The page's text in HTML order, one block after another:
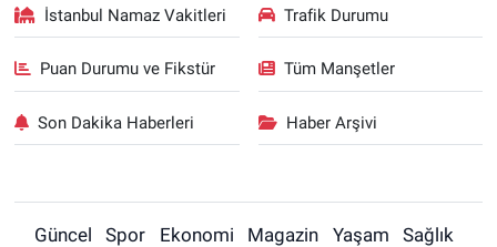
İstanbul Namaz Vakitleri Trafik Durumu
Puan Durumu ve Fikstür Tüm Manşetler
Son Dakika Haberleri Haber Arşivi
Güncel Spor Ekonomi Magazin Yaşam
Sağlık